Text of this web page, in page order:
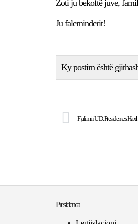
Zoti ju bekoftë juve,
Ju faleminderit!
Ky postim është
Fjalimi i U.D. Presidentes
Presidenca